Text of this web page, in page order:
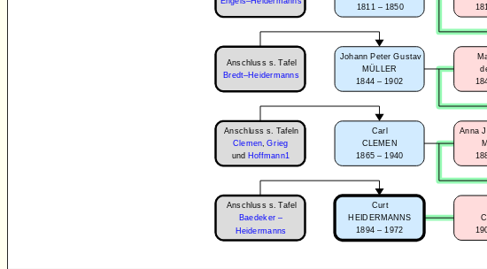
1811 – 1850
Johann Peter Gustav
MÜLLER
1844 – 1902
Anna
Carl
CLEMEN
1865 – 1940
Curt
HEIDERMANNS
1894 – 1972
Anschluss s. Tafel
Bredt–Heidermanns
Anschluss s. Tafeln
Clemen,Grieg
und Hoffmann1
Anschluss s. Tafel
Baedeker –
Heidermanns